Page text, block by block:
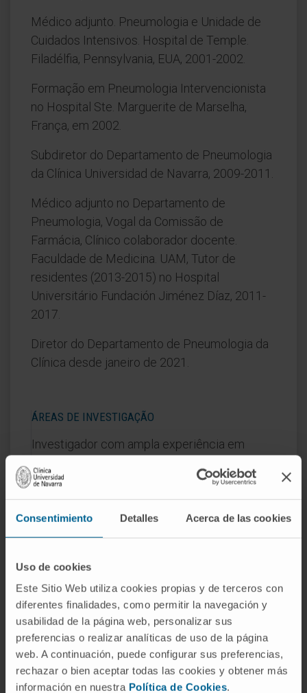
Consentimiento Detalles Acerca de las cookies
Uso de cookies
Este Sitio Web utiliza cookies propias y de terceros con
diferentes finalidades, como permitir la navegación y
usabilidad de la página web, personalizar sus
preferencias o realizar analíticas de uso de la página
web. A continuación, puede configurar sus preferencias,
rechazar o bien aceptar todas las cookies y obtener más
información en nuestra Política de Cookies.
Médico adjunto. Pneumologia e Unidade de
Cuidados Intensivos. Hospital de Temple.
Filadélfia, Pennsylvania, EUA, 2001-2002.
Formação em Pneumologia Intervencionista
no Hospital Ste. Marguerite de Marselha,
França, em 2002.
Subdiretor do Departamento de Pneumologia
da Clínica Universidad de Navarra, 2009-2011.
Médico adjunto no Departamento de
Pneumologia, Vogal da Comissão de
Farmácia, Clínico colaborador docente.
Faculdade de Medicina. UAM, Tutor de
residentes (2013-2015) no Hospital
Universitário Fundación Jiménez Díaz, 2011-
2017.
Diretor do Departamento de Pneumologia da
Clínica desde janeiro de 2021.
ÁREAS DE INVESTIGAÇÃO
Investigador com ampla experiência em
endoscopia respiratória.
Investigador em terapias endoscópicas do
relacionados com a interseção do cancro do
pulmão, a doença pulmonar obstrutiva crónica
e as apneias do sono.
Coordenador do plano estratégico de
investigação em cancro do pulmão do CIBER
de doenças respiratórias para o triénio 2016-
2018.